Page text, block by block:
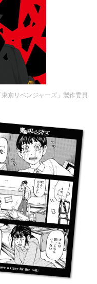
京リベンジャーズ」製作委員